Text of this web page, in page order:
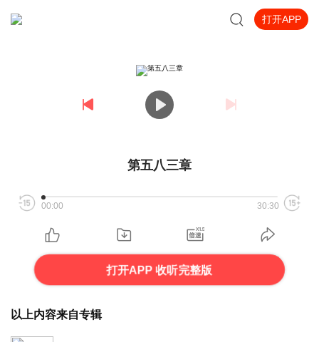
打开APP
第五八三章
00:00 30:30
打开APP 收听完整版
以上内容来自专辑